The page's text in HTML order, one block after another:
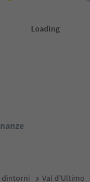
dintorni Val d'Ultimo